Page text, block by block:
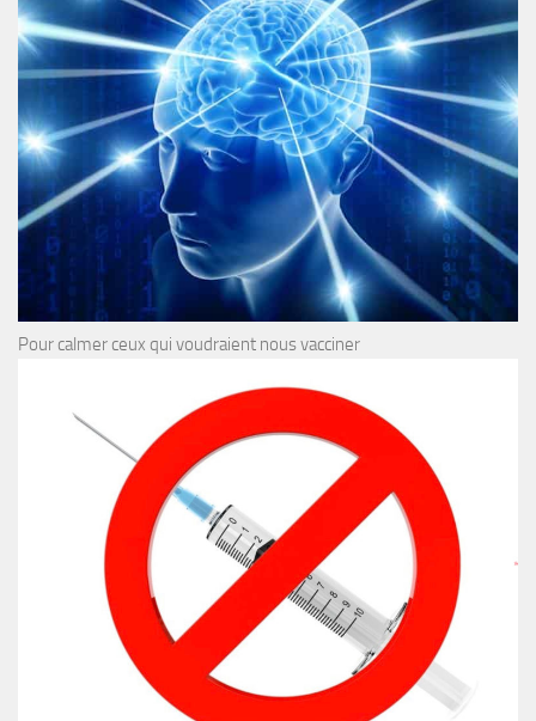
Pour calmer ceux qui voudraient nous vacciner